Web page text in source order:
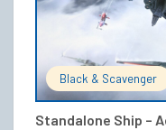
Black & Scavenger
Standalone Ship –